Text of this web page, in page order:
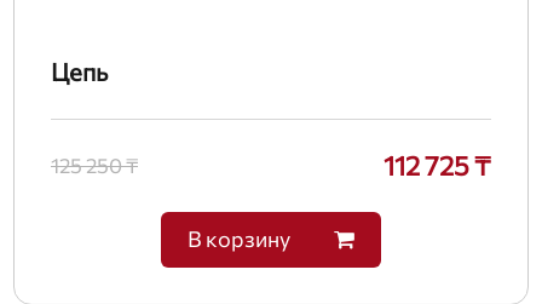
Цепь
125 250 ₸ 112 725 ₸
В корзину